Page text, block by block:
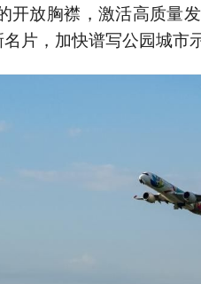
开放胸襟，激活高质量
片，加快谱写公园城市